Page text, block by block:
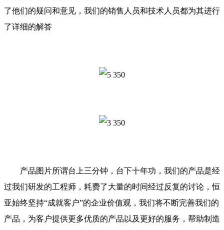
了他们的疑问和意见，我们的销售人员和技术人员都为其进行
了详细的解答
产品图片所谓台上三分钟，台下十年功，我们的产品是经
过我们研发的工程师，耗费了大量的时间经过反复的讨论，恒
亚始终坚持“成就客户”的企业价值观，我们将不断完善我们的
产品，为客户提供更多优质的产品以及更好的服务，帮助制造